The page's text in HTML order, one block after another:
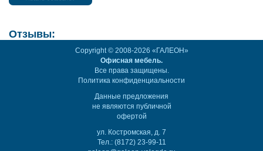
Отзывы:
Copyright © 2008-2026 «ГАЛЕОН»
Офисная мебель.
Все права защищены.
Политика конфиденциальности
Данные предложения
не являются публичной
офертой
ул. Костромская, д. 7
Тел.: (8172) 23-99-11